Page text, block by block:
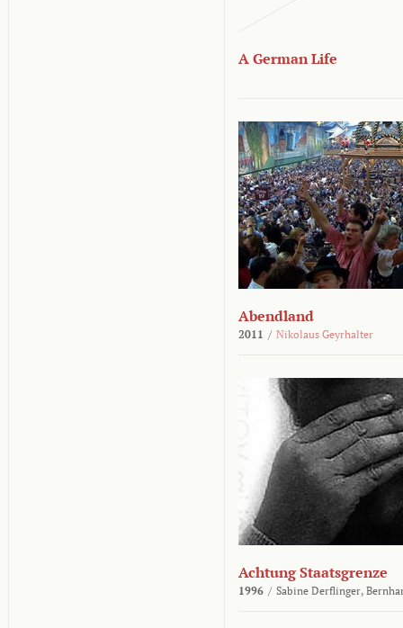
A German Life
Abendland
2011 / Nikolaus Geyrhalter
Achtung Staatsgrenze
1996 / Sabine Derflinger,